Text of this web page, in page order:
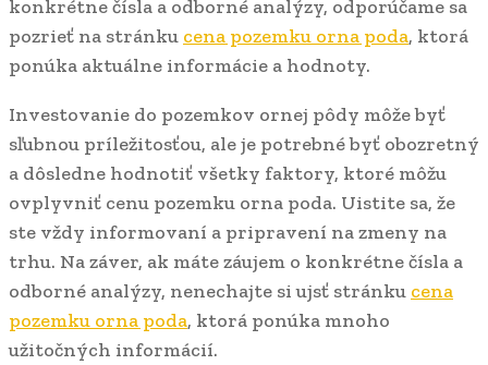
konkrétne čísla a odborné analýzy, odporúčame sa
pozrieť na stránku cena pozemku orna poda, ktorá
ponúka aktuálne informácie a hodnoty.
Investovanie do pozemkov ornej pôdy môže byť
sľubnou príležitosťou, ale je potrebné byť obozretný
a dôsledne hodnotiť všetky faktory, ktoré môžu
ovplyvniť cenu pozemku orna poda. Uistite sa, že
ste vždy informovaní a pripravení na zmeny na
trhu. Na záver, ak máte záujem o konkrétne čísla a
odborné analýzy, nenechajte si ujsť stránku cena
pozemku orna poda, ktorá ponúka mnoho
užitočných informácií.